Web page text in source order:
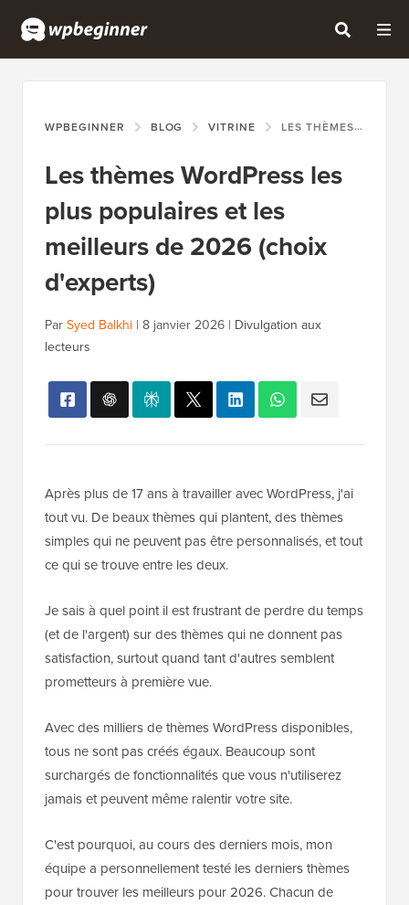
WPBEGINNER BLOG VITRINE LES THÈMES WORDPRESS LES PLUS POPULAIRES ET LES MEILLEURS DE 2026 (CHOIX D'EXPERTS)
Les thèmes WordPress les
plus populaires et les
meilleurs de 2026 (choix
d'experts)
ParSyed Balkhi | 8 janvier 2026 | Divulgation aux
lecteurs
Après plus de 17 ans à travailler avec WordPress, j'ai
tout vu. De beaux thèmes qui plantent, des thèmes
simples qui ne peuvent pas être personnalisés, et tout
ce qui se trouve entre les deux.
Je sais à quel point il est frustrant de perdre du temps
(et de l'argent) sur des thèmes qui ne donnent pas
satisfaction, surtout quand tant d'autres semblent
prometteurs à première vue.
Avec des milliers de thèmes WordPress disponibles,
tous ne sont pas créés égaux. Beaucoup sont
surchargés de fonctionnalités que vous n'utiliserez
jamais et peuvent même ralentir votre site.
C'est pourquoi, au cours des derniers mois, mon
équipe a personnellement testé les derniers thèmes
pour trouver les meilleurs pour 2026. Chacun de